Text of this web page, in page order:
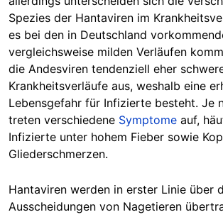
Spezies der Hantaviren im
es bei den in Deutschland
vergleichsweise milden Verläufen
die Andesviren tendenziell eher
Krankheitsverläufe aus, weshalb eine
Lebensgefahr für Infizierte besteht. Je
treten verschiedene Symptome auf,
Infizierte unter hohem Fieber sowie
Gliederschmerzen.
Hantaviren werden in erster Linie über
Ausscheidungen von Nagetieren